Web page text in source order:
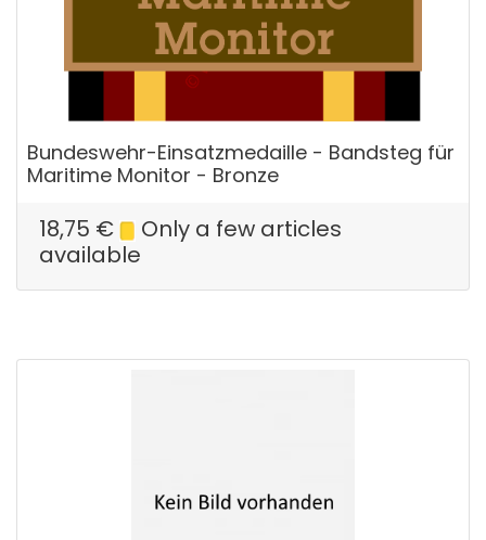
Bundeswehr-Einsatzmedaille - Bandsteg für
Maritime Monitor - Bronze
18,75 €
Only a few articles
available